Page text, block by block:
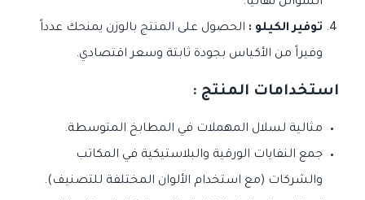
توفير الكيلو : الحصول على المنتج بالوزن يمنحك عدداً
وفيراً من الأكياس بجودة ثابتة وسعر اقتصادي.
استخدامات المنتج :
مثالية لسلال المهملات في المطابخ المتوسطة.
جمع النفايات الورقية والبلاستيكية في المكاتب
والشركات (مع استخدام الألوان المختلفة للتصنيف).